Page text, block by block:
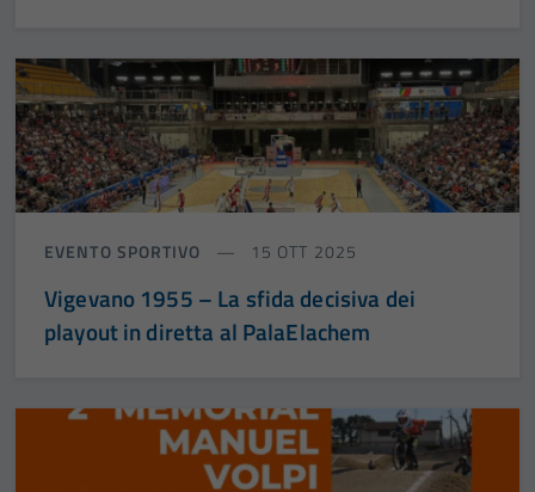
EVENTO SPORTIVO 15 OTT 2025
Vigevano 1955 – La sfida decisiva dei
playout in diretta al PalaElachem